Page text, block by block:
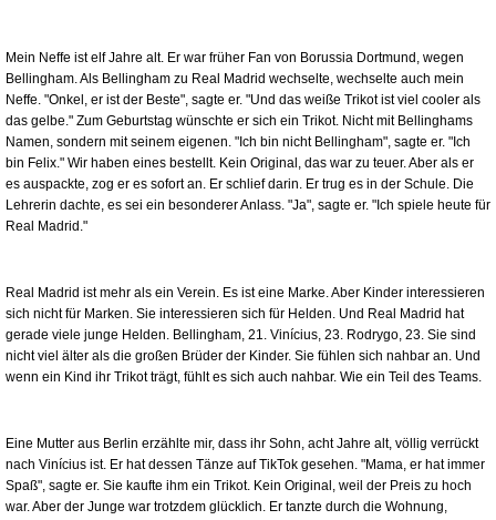
Mein Neffe ist elf Jahre alt. Er war früher Fan von Borussia Dortmund, wegen
Bellingham. Als Bellingham zu Real Madrid wechselte, wechselte auch mein
Neffe. "Onkel, er ist der Beste", sagte er. "Und das weiße Trikot ist viel cooler als
das gelbe." Zum Geburtstag wünschte er sich ein Trikot. Nicht mit Bellinghams
Namen, sondern mit seinem eigenen. "Ich bin nicht Bellingham", sagte er. "Ich
bin Felix." Wir haben eines bestellt. Kein Original, das war zu teuer. Aber als er
es auspackte, zog er es sofort an. Er schlief darin. Er trug es in der Schule. Die
Lehrerin dachte, es sei ein besonderer Anlass. "Ja", sagte er. "Ich spiele heute für
Real Madrid."
Real Madrid ist mehr als ein Verein. Es ist eine Marke. Aber Kinder interessieren
sich nicht für Marken. Sie interessieren sich für Helden. Und Real Madrid hat
gerade viele junge Helden. Bellingham, 21. Vinícius, 23. Rodrygo, 23. Sie sind
nicht viel älter als die großen Brüder der Kinder. Sie fühlen sich nahbar an. Und
wenn ein Kind ihr Trikot trägt, fühlt es sich auch nahbar. Wie ein Teil des Teams.
Eine Mutter aus Berlin erzählte mir, dass ihr Sohn, acht Jahre alt, völlig verrückt
nach Vinícius ist. Er hat dessen Tänze auf TikTok gesehen. "Mama, er hat immer
Spaß", sagte er. Sie kaufte ihm ein Trikot. Kein Original, weil der Preis zu hoch
war. Aber der Junge war trotzdem glücklich. Er tanzte durch die Wohnung,